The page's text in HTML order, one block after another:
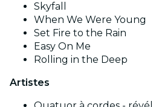
Skyfall
When We Were Young
Set Fire to the Rain
Easy On Me
Rolling in the Deep
Artistes